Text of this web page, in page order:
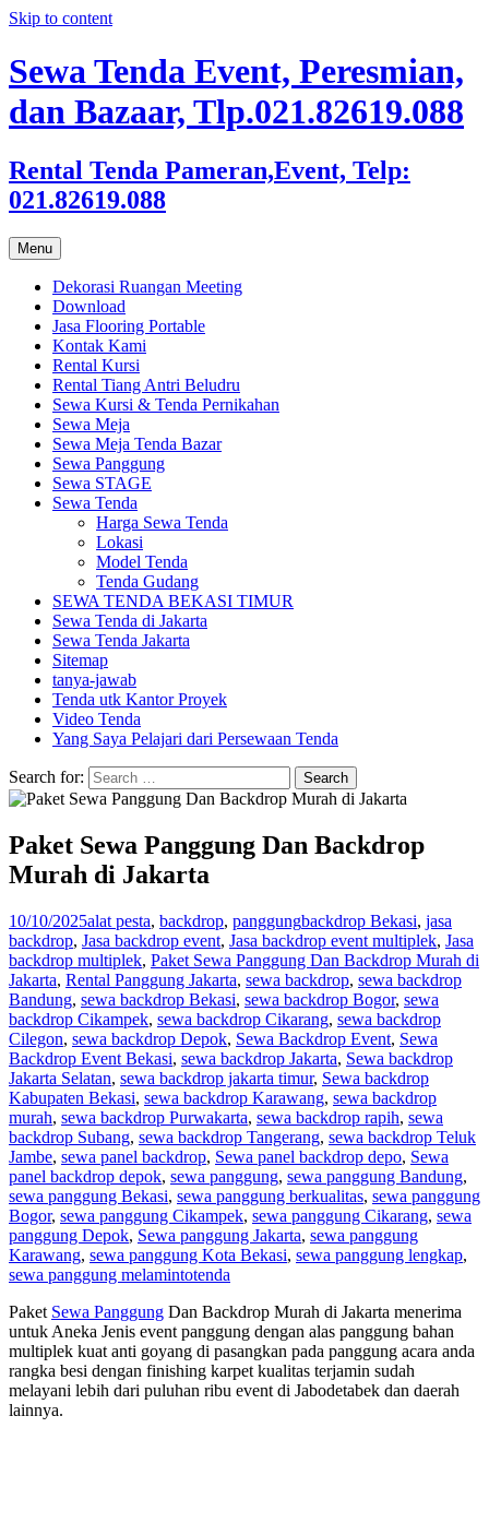
Skip to content
Sewa Tenda Event, Peresmian,
dan Bazaar, Tlp.021.82619.088
Rental Tenda Pameran,Event, Telp:
021.82619.088
Menu
Dekorasi Ruangan Meeting
Download
Jasa Flooring Portable
Kontak Kami
Rental Kursi
Rental Tiang Antri Beludru
Sewa Kursi & Tenda Pernikahan
Sewa Meja
Sewa Meja Tenda Bazar
Sewa Panggung
Sewa STAGE
Sewa Tenda
Harga Sewa Tenda
Lokasi
Model Tenda
Tenda Gudang
SEWA TENDA BEKASI TIMUR
Sewa Tenda di Jakarta
Sewa Tenda Jakarta
Sitemap
tanya-jawab
Tenda utk Kantor Proyek
Video Tenda
Yang Saya Pelajari dari Persewaan Tenda
Search for:
Paket Sewa Panggung Dan Backdrop
Murah di Jakarta
10/10/2025alat pesta, backdrop, panggungbackdrop Bekasi, jasa
backdrop, Jasa backdrop event, Jasa backdrop event multiplek, Jasa
backdrop multiplek, Paket Sewa Panggung Dan Backdrop Murah di
Jakarta, Rental Panggung Jakarta, sewa backdrop, sewa backdrop
Bandung, sewa backdrop Bekasi, sewa backdrop Bogor, sewa
backdrop Cikampek, sewa backdrop Cikarang, sewa backdrop
Cilegon, sewa backdrop Depok, Sewa Backdrop Event, Sewa
Backdrop Event Bekasi, sewa backdrop Jakarta, Sewa backdrop
Jakarta Selatan, sewa backdrop jakarta timur, Sewa backdrop
Kabupaten Bekasi, sewa backdrop Karawang, sewa backdrop
murah, sewa backdrop Purwakarta, sewa backdrop rapih, sewa
backdrop Subang, sewa backdrop Tangerang, sewa backdrop Teluk
Jambe, sewa panel backdrop, Sewa panel backdrop depo, Sewa
panel backdrop depok, sewa panggung, sewa panggung Bandung,
sewa panggung Bekasi, sewa panggung berkualitas, sewa panggung
Bogor, sewa panggung Cikampek, sewa panggung Cikarang, sewa
panggung Depok, Sewa panggung Jakarta, sewa panggung
Karawang, sewa panggung Kota Bekasi, sewa panggung lengkap,
sewa panggung melamintotenda
Paket Sewa Panggung Dan Backdrop Murah di Jakarta menerima
untuk Aneka Jenis event panggung dengan alas panggung bahan
multiplek kuat anti goyang di pasangkan pada panggung acara anda
rangka besi dengan finishing karpet kualitas terjamin sudah
melayani lebih dari puluhan ribu event di Jabodetabek dan daerah
lainnya.